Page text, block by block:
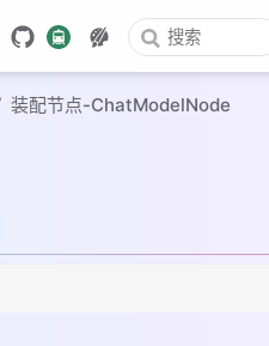
装配节点-ChatModelNode